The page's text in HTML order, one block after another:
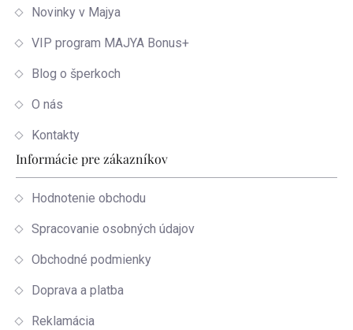
Novinky v Majya
VIP program MAJYA Bonus+
Blog o šperkoch
O nás
Kontakty
Informácie pre zákazníkov
Hodnotenie obchodu
Spracovanie osobných údajov
Obchodné podmienky
Doprava a platba
Reklamácia